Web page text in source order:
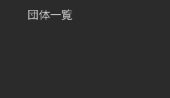
団体一覧